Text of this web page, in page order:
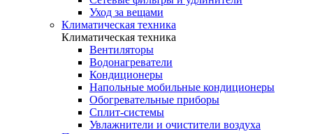
Уход за вещами
Климатическая техника
Климатическая техника
Вентиляторы
Водонагреватели
Кондиционеры
Напольные мобильные кондиционеры
Обогревательные приборы
Сплит-системы
Увлажнители и очистители воздуха